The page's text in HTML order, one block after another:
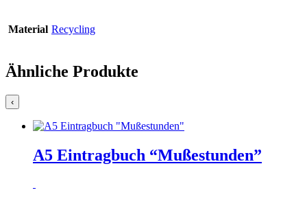
Material Recycling
Ähnliche Produkte
‹
A5 Eintragbuch “Mußestunden”